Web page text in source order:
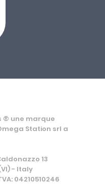
® une marque
Station srl a
13
- Italy
04210510246